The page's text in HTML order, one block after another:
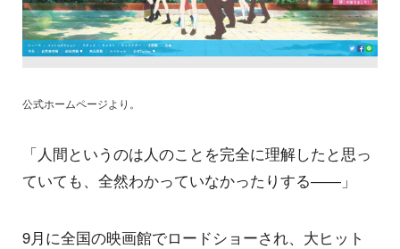
公式ホームページより。
「人間というのは人のことを完全に理解したと思っ
ていても、全然わかっていなかったりする――」
9月に全国の映画館でロードショーされ、大ヒット